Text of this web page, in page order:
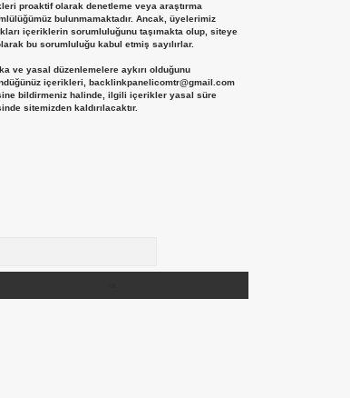
proaktif olarak denetleme veya araştırma
bulunmamaktadır. Ancak, üyelerimiz
içeriklerin sorumluluğunu taşımakta olup, siteye
bu sorumluluğu kabul etmiş sayılırlar.
ve yasal düzenlemelere aykırı olduğunu
içerikleri, backlinkpanelicomtr@gmail.com
bildirmeniz halinde, ilgili içerikler yasal süre
sitemizden kaldırılacaktır.